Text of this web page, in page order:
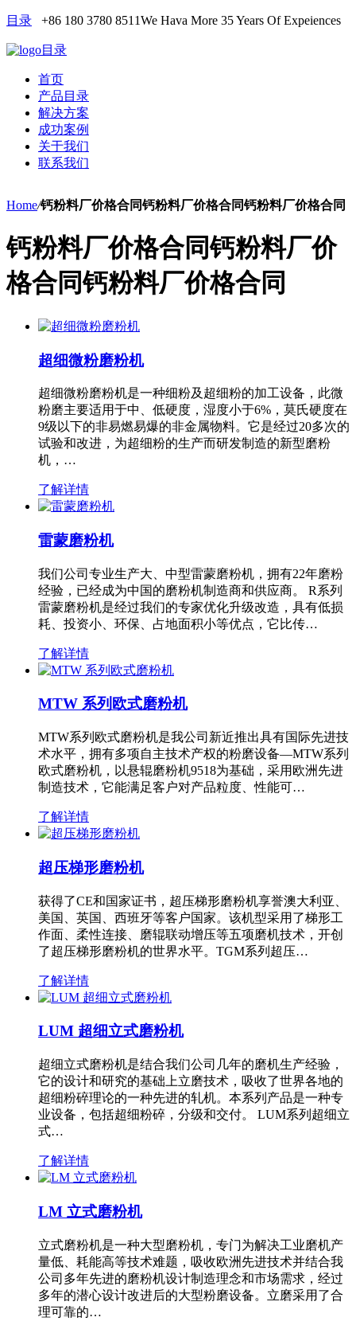
目录 +86 180 3780 8511We Hava More 35 Years Of Expeiences
目录
首页
产品目录
解决方案
成功案例
关于我们
联系我们
Home/钙粉料厂价格合同钙粉料厂价格合同钙粉料厂价格合同
钙粉料厂价格合同钙粉料厂价
格合同钙粉料厂价格合同
超细微粉磨粉机
超细微粉磨粉机是一种细粉及超细粉的加工设备，此微
粉磨主要适用于中、低硬度，湿度小于6%，莫氏硬度在
9级以下的非易燃易爆的非金属物料。它是经过20多次的
试验和改进，为超细粉的生产而研发制造的新型磨粉
机，…
了解详情
雷蒙磨粉机
我们公司专业生产大、中型雷蒙磨粉机，拥有22年磨粉
经验，已经成为中国的磨粉机制造商和供应商。 R系列
雷蒙磨粉机是经过我们的专家优化升级改造，具有低损
耗、投资小、环保、占地面积小等优点，它比传…
了解详情
MTW 系列欧式磨粉机
MTW系列欧式磨粉机是我公司新近推出具有国际先进技
术水平，拥有多项自主技术产权的粉磨设备—MTW系列
欧式磨粉机，以悬辊磨粉机9518为基础，采用欧洲先进
制造技术，它能满足客户对产品粒度、性能可…
了解详情
超压梯形磨粉机
获得了CE和国家证书，超压梯形磨粉机享誉澳大利亚、
美国、英国、西班牙等客户国家。该机型采用了梯形工
作面、柔性连接、磨辊联动增压等五项磨机技术，开创
了超压梯形磨粉机的世界水平。TGM系列超压…
了解详情
LUM 超细立式磨粉机
超细立式磨粉机是结合我们公司几年的磨机生产经验，
它的设计和研究的基础上立磨技术，吸收了世界各地的
超细粉碎理论的一种先进的轧机。本系列产品是一种专
业设备，包括超细粉碎，分级和交付。 LUM系列超细立
式…
了解详情
LM 立式磨粉机
立式磨粉机是一种大型磨粉机，专门为解决工业磨机产
量低、耗能高等技术难题，吸收欧洲先进技术并结合我
公司多年先进的磨粉机设计制造理念和市场需求，经过
多年的潜心设计改进后的大型粉磨设备。立磨采用了合
理可靠的…